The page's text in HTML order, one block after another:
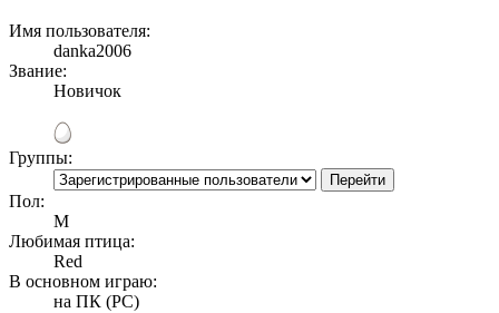
Имя пользователя:
danka2006
Звание:
Новичок
Группы:
Пол:
М
Любимая птица:
Red
В основном играю:
на ПК (PC)